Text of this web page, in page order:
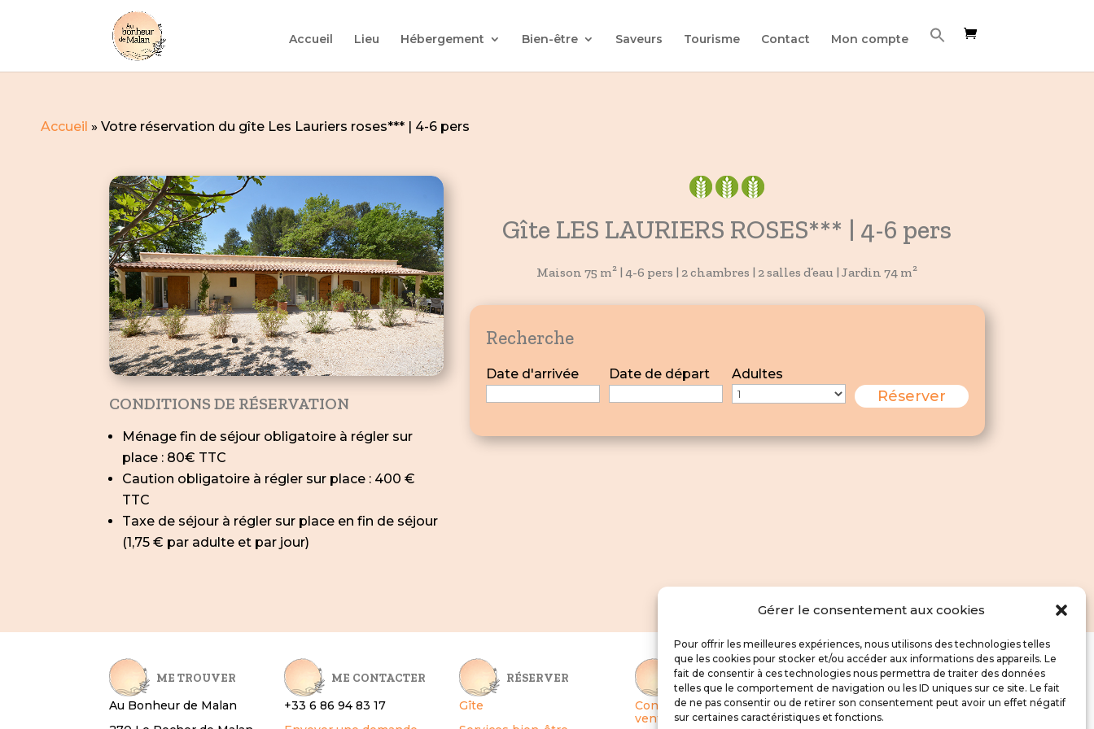
Gérer le consentement aux cookies
Pour offrir les meilleures expériences, nous utilisons des technologies telles
que les cookies pour stocker et/ou accéder aux informations des appareils. Le
fait de consentir à ces technologies nous permettra de traiter des données
telles que le comportement de navigation ou les ID uniques sur ce site. Le fait
de ne pas consentir ou de retirer son consentement peut avoir un effet négatif
sur certaines caractéristiques et fonctions.
Accueil Lieu Hébergement Bien-être Saveurs Tourisme Contact Mon compte
Accueil » Votre réservation du gîte Les Lauriers roses*** | 4-6 pers
CONDITIONS DE RÉSERVATION
Ménage fin de séjour obligatoire à régler sur
place : 80€ TTC
Caution obligatoire à régler sur place : 400 €
TTC
Taxe de séjour à régler sur place en fin de séjour
(1,75 € par adulte et par jour)
Gîte LES LAURIERS ROSES*** | 4-6 pers
Maison 75 m² | 4-6 pers | 2 chambres | 2 salles d’eau | Jardin 74 m²
Recherche
Date d'arrivée Date de départ Adultes
ME TROUVER
Au Bonheur de Malan
ME CONTACTER
+33 6 86 94 83 17
RÉSERVER
Gîte
INFOS LÉGALES
Conditions générales de
vente
ME SUIVRE